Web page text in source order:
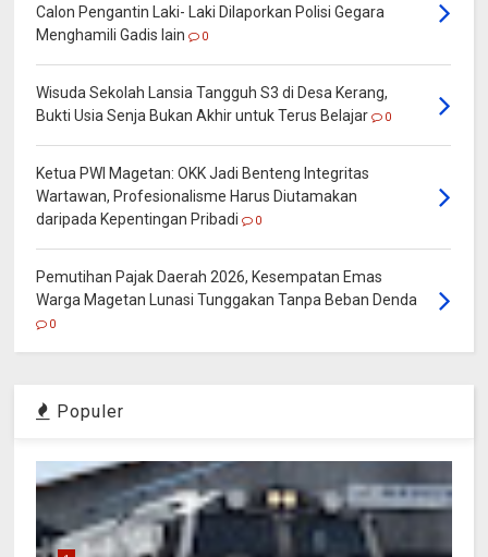
Calon Pengantin Laki- Laki Dilaporkan Polisi Gegara
Menghamili Gadis lain
0
Wisuda Sekolah Lansia Tangguh S3 di Desa Kerang,
Bukti Usia Senja Bukan Akhir untuk Terus Belajar
0
Ketua PWI Magetan: OKK Jadi Benteng Integritas
Wartawan, Profesionalisme Harus Diutamakan
daripada Kepentingan Pribadi
0
Pemutihan Pajak Daerah 2026, Kesempatan Emas
Warga Magetan Lunasi Tunggakan Tanpa Beban Denda
0
Populer